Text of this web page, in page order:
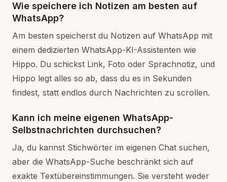
Wie speichere ich Notizen am besten auf
WhatsApp?
Am besten speicherst du Notizen auf WhatsApp mit
einem dedizierten WhatsApp-KI-Assistenten wie
Hippo. Du schickst Link, Foto oder Sprachnotiz, und
Hippo legt alles so ab, dass du es in Sekunden
findest, statt endlos durch Nachrichten zu scrollen.
Kann ich meine eigenen WhatsApp-
Selbstnachrichten durchsuchen?
Ja, du kannst Stichwörter im eigenen Chat suchen,
aber die WhatsApp-Suche beschränkt sich auf
exakte Textübereinstimmungen. Sie versteht weder